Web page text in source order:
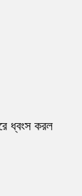
ধ্বংস করল